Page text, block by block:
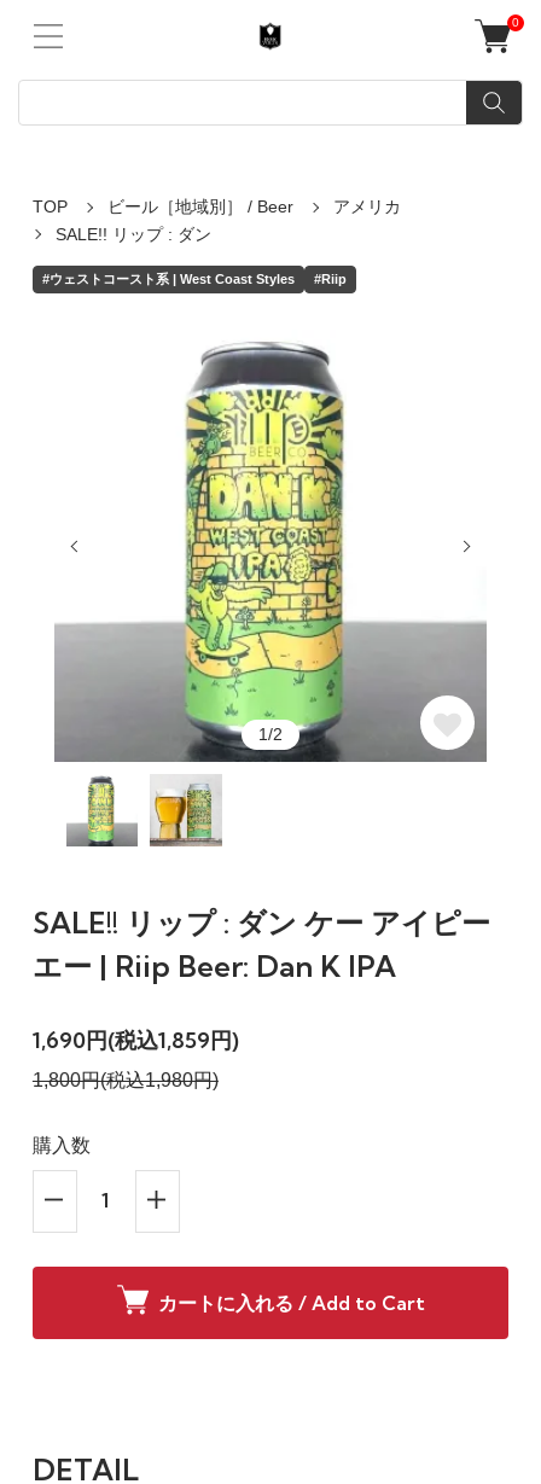
0
TOP ビール［地域別］ / Beer
アメリカ
SALE!! リップ : ダン
#ウェストコースト系 | West Coast Styles #Riip
1/2
SALE!! リップ : ダン ケー アイピー
エー | Riip Beer: Dan K IPA
1,690円(税込1,859円)
1,800円(税込1,980円)
購入数
カートに入れる / Add to Cart
DETAIL